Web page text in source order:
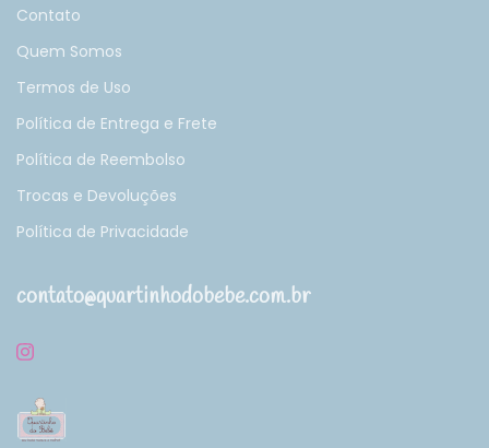
Contato
Quem Somos
Termos de Uso
Política de Entrega e Frete
Política de Reembolso
Trocas e Devoluções
Política de Privacidade
contato@quartinhodobebe.com.br